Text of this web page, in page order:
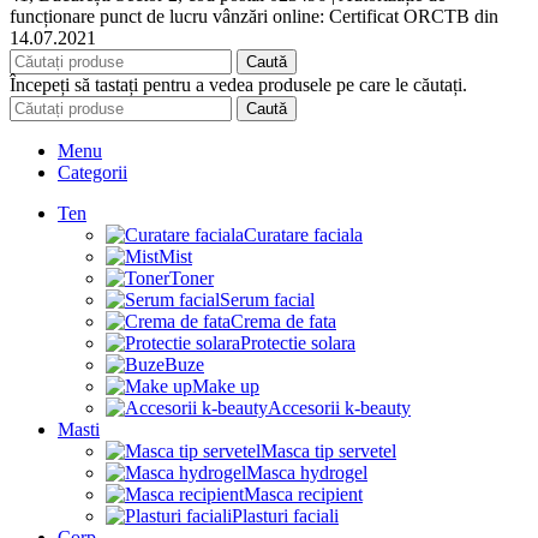
funcționare punct de lucru vânzări online: Certificat ORCTB din
14.07.2021
Caută
Începeți să tastați pentru a vedea produsele pe care le căutați.
Caută
Menu
Categorii
Ten
Curatare faciala
Mist
Toner
Serum facial
Crema de fata
Protectie solara
Buze
Make up
Accesorii k-beauty
Masti
Masca tip servetel
Masca hydrogel
Masca recipient
Plasturi faciali